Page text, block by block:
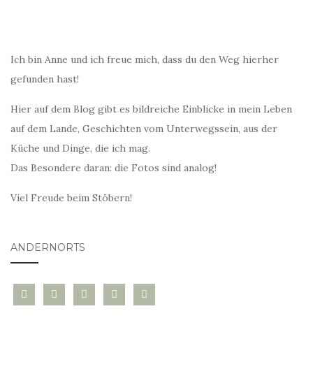
Ich bin Anne und ich freue mich, dass du den Weg hierher
gefunden hast!
Hier auf dem Blog gibt es bildreiche Einblicke in mein Leben
auf dem Lande, Geschichten vom Unterwegssein, aus der
Küche und Dinge, die ich mag.
Das Besondere daran: die Fotos sind analog!
Viel Freude beim Stöbern!
ANDERNORTS
bloglovininstagramtwitter pinterest
mail